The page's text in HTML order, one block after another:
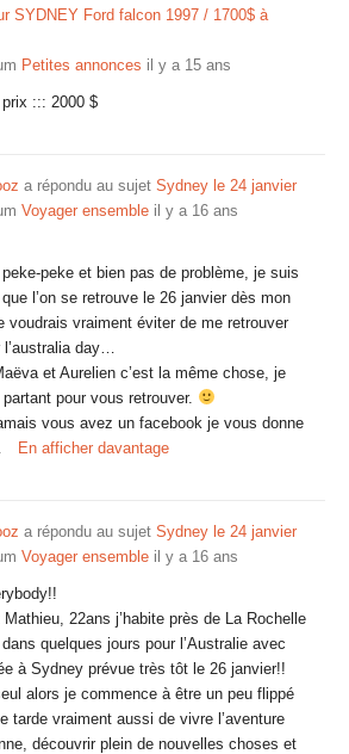
SYDNEY Ford falcon 1997 / 1700$ à
Petites annonces il y a 15 ans
prix ::: 2000 $
a répondu au sujet Sydney le 24 janvier
Voyager ensemble il y a 16 ans
peke-peke et bien pas de problème, je suis
l’on se retrouve le 26 janvier dès mon
voudrais vraiment éviter de me retrouver
l’australia day…
et Aurelien c’est la même chose, je
pour vous retrouver.
vous avez un facebook je vous donne
En afficher davantage
a répondu au sujet Sydney le 24 janvier
Voyager ensemble il y a 16 ans
Mathieu, 22ans j’habite près de La Rochelle
quelques jours pour l’Australie avec
à Sydney prévue très tôt le 26 janvier!!
alors je commence à être un peu flippé
tarde vraiment aussi de vivre l’aventure
découvrir plein de nouvelles choses et